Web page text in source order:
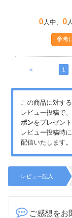
0人中、 0
参考
＜ 1
この商品に対す
レビュー投稿で
ポンをプレゼント
レビュー投稿時
配信いたします。
レビュー記入
ご感想をお